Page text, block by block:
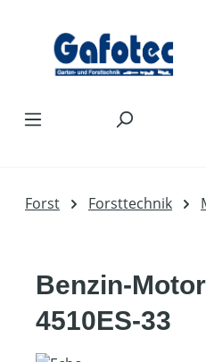
Forst Forsttechnik
Benzin-
4510ES-33